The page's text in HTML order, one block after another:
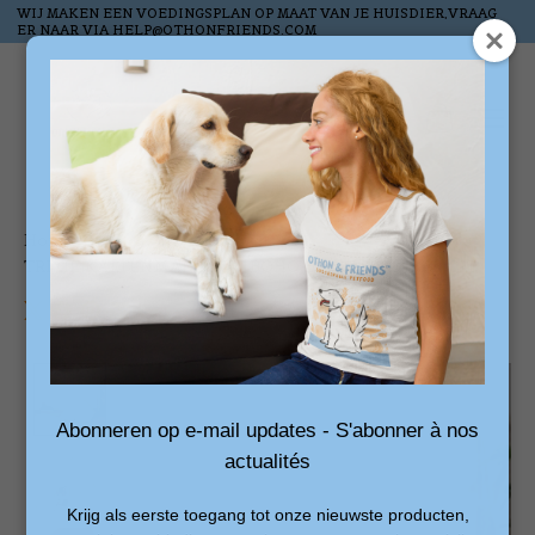
WIJ MAKEN EEN VOEDINGSPLAN OP MAAT VAN JE HUISDIER,VRAAG
ER NAAR VIA HELP@OTHONFRIENDS.COM
Verlanglijst
Home /
TRIXIE KATTENMAND TIPI BOHO BEIGE 55X55X65 CM
Product image slideshow Items
Abonneren op e-mail updates - S'abonner à nos
actualités
Krijg als eerste toegang tot onze nieuwste producten,